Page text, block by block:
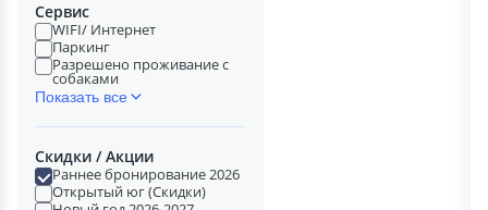
Сервис
WIFI/ Интернет
Паркинг
Разрешено проживание с
собаками
Показать все
Скидки / Акции
Раннее бронирование 2026
Открытый юг (Скидки)